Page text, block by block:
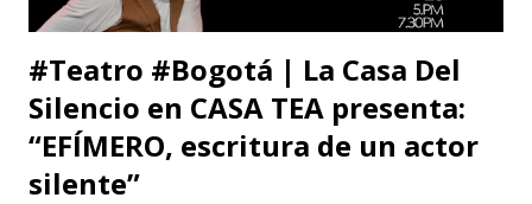
#Teatro #Bogotá | La Casa Del
Silencio en CASA TEA presenta:
“EFÍMERO, escritura de un actor
silente”